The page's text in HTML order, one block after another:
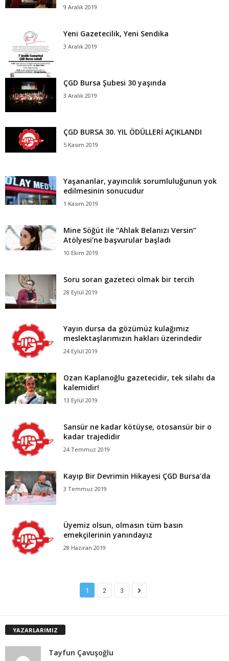
9 Aralık 2019
Yeni Gazetecilik, Yeni Sendika
3 Aralık 2019
ÇGD Bursa Şubesi 30 yaşında
3 Aralık 2019
ÇGD BURSA 30. YIL ÖDÜLLERİ AÇIKLANDI
5 Kasım 2019
Yaşananlar, yayıncılık sorumluluğunun yok
edilmesinin sonucudur
1 Kasım 2019
Mine Söğüt ile “Ahlak Belanızı Versin”
Atölyesi’ne başvurular başladı
10 Ekim 2019
Soru soran gazeteci olmak bir tercih
28 Eylül 2019
Yayın dursa da gözümüz kulağımız
meslektaşlarımızın hakları üzerindedir
24 Eylül 2019
Ozan Kaplanoğlu gazetecidir, tek silahı da
kalemidir!
13 Eylül 2019
Sansür ne kadar kötüyse, otosansür bir o
kadar trajedidir
24 Temmuz 2019
Kayıp Bir Devrimin Hikayesi ÇGD Bursa’da
3 Temmuz 2019
Üyemiz olsun, olmasın tüm basın
emekçilerinin yanındayız
28 Haziran 2019
1 2 3
YAZARLARIMIZ
Tayfun Çavuşoğlu